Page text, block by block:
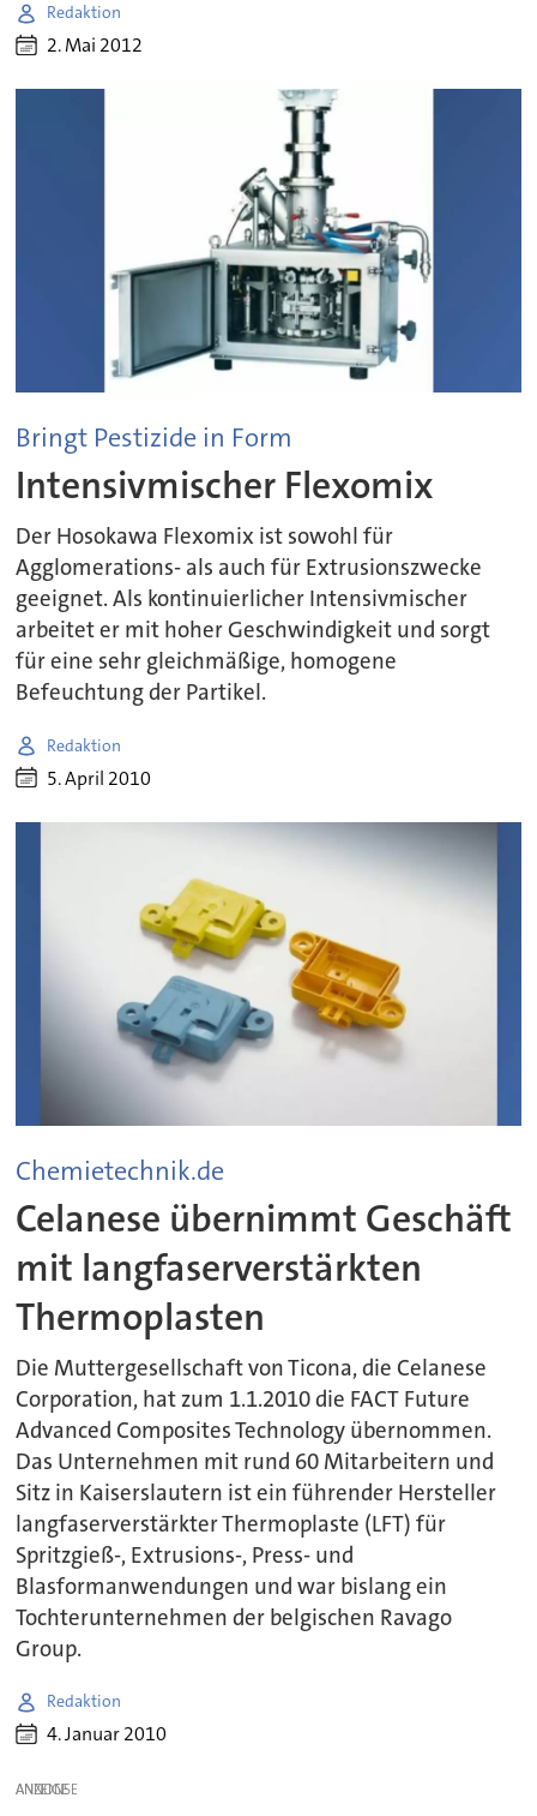
Redaktion
2. Mai 2012
Bringt Pestizide in Form
Intensivmischer Flexomix
Der Hosokawa Flexomix ist sowohl für
Agglomerations- als auch für Extrusionszwecke
geeignet. Als kontinuierlicher Intensivmischer
arbeitet er mit hoher Geschwindigkeit und sorgt
für eine sehr gleichmäßige, homogene
Befeuchtung der Partikel.
Redaktion
5. April 2010
Chemietechnik.de
Celanese übernimmt Geschäft
mit langfaserverstärkten
Thermoplasten
Die Muttergesellschaft von Ticona, die Celanese
Corporation, hat zum 1.1.2010 die FACT Future
Advanced Composites Technology übernommen.
Das Unternehmen mit rund 60 Mitarbeitern und
Sitz in Kaiserslautern ist ein führender Hersteller
langfaserverstärkter Thermoplaste (LFT) für
Spritzgieß-, Extrusions-, Press- und
Blasformanwendungen und war bislang ein
Tochterunternehmen der belgischen Ravago
Group.
Redaktion
4. Januar 2010
ANZEIGE